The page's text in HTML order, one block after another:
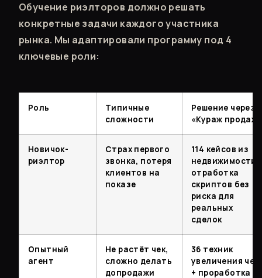
Обучение риэлторов должно решать
конкретные задачи каждого участника
рынка. Мы адаптировали программу под 4
ключевые роли:
Роль
Типичные
сложности
Решение через
«Кураж продаж»
Новичок-
риэлтор
Страх первого
звонка, потеря
клиентов на
показе
114 кейсов из
недвижимости:
отработка
скриптов без
риска для
реальных
сделок
Опытный
агент
Не растёт чек,
сложно делать
допродажи
36 техник
увеличения
+ проработка